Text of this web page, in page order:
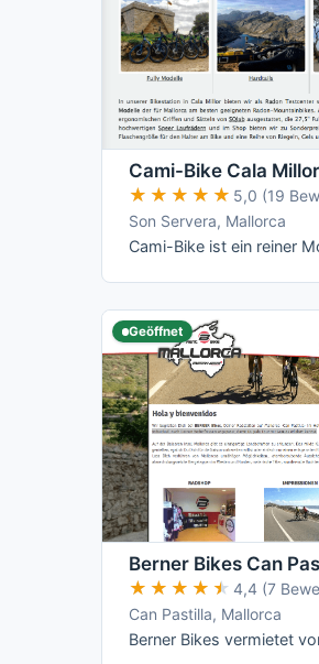
Cami-Bike Cala
★★★★★
★★★★★ 5,0 (19
Son Servera, Mallorca
Geöffnet
Berner Bikes Can
★★★★★
★★★★★ 4,4 (7
Can Pastilla, Mallorca